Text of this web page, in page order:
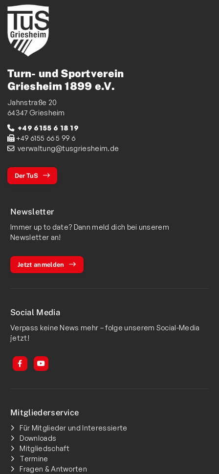
Turn- und Sportverein
Griesheim 1899 e.V.
Jahnstraße 20
64347 Griesheim
+49 6155 6 18 19
+49 6155 66 5 99 6
verwaltung@tusgriesheim.de
Der TuS
Newsletter
Immer up to date? Dann meld dich bei unserem
Newsletter an!
Jetzt anmelden
Social Media
Verpass keine News mehr – folge unserem Social-Media
jetzt!
Mitgliederservice
Für Mitglieder und Interessierte
Downloads
Mitgliedschaft
Termine
Fragen & Antworten